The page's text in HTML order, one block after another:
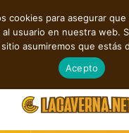
TENDENCIAS
cuatro estrenos
agosto 7, 2026
cookies para asegurar que
usuario en nuestra web.
asumiremos que estás
Acepto